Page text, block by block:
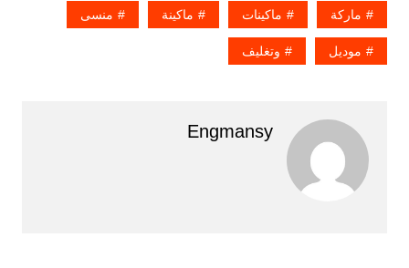
ماركة ماكينات ماكينة منسى
موديل وتغليف
Engmansy